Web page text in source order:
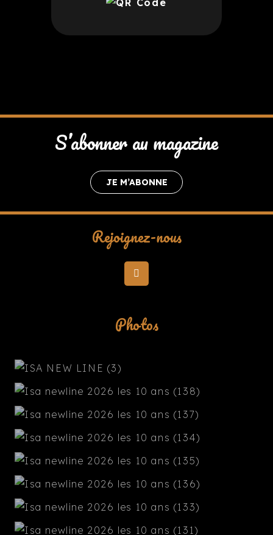
S’abonner au magazine
JE M’ABONNE
Rejoignez-nous
Photos